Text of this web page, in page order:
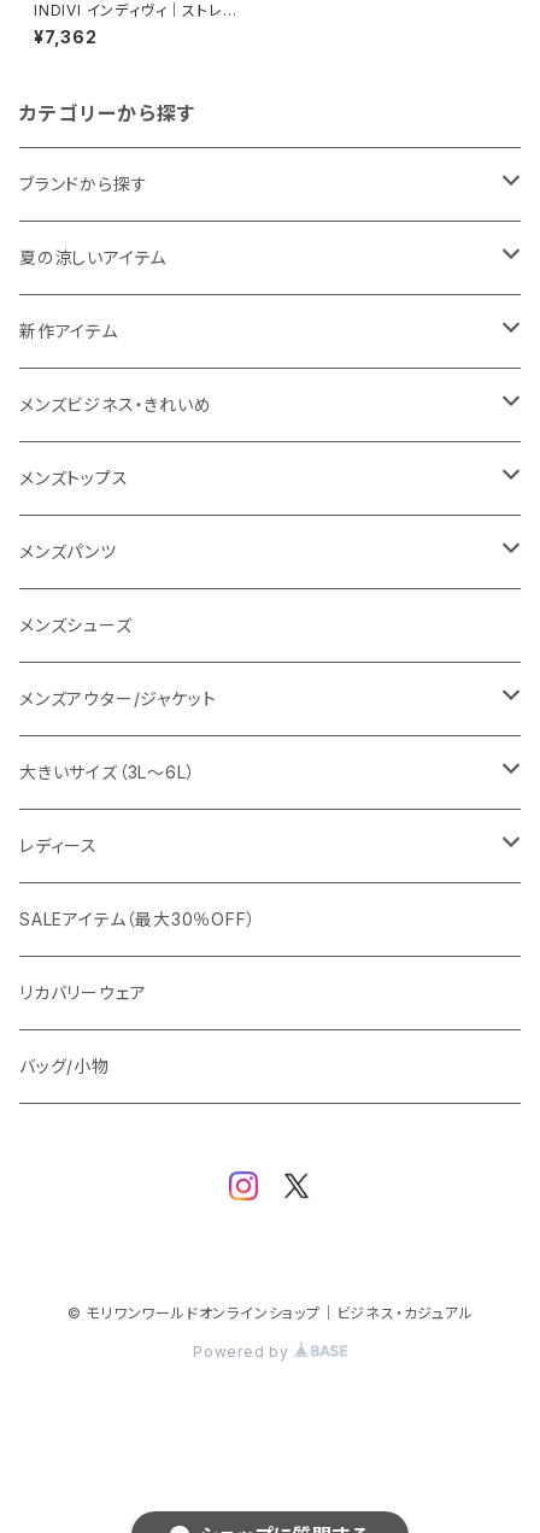
INDIVI インディヴィ｜ストレッ
チキーネック半袖ブラウス｜洗
濯可能 二の腕カバー レディー
¥7,362
カテゴリーから探す
ブランドから探す
THE NORTH FACE
NANGA
1PIU1UGUALE3 RELAX
go slow caravan
SY32 by SWEET YEARS
URBAN SQUARE
EDWIN
snow peak
G-stage
TETEHOMME
TAION
夏の涼しいアイテム
メンズ
レディース
新作アイテム
メンズ
レディース
メンズビジネス・きれいめ
スーツ
カジュアルセットアップ
スラックス
ワイシャツ
シューズ
フォーマル
Tシャツ/ポロシャツ
メンズトップス
Tシャツ/カットソー
シャツ/ポロシャツ
パーカー/スウェット
ニット
メンズパンツ
デニムパンツ
イージーパンツ
スラックス
メンズシューズ
メンズアウター/ジャケット
ジャケット
カジュアルジャケット
ビジネスジャケット
ブルゾン
コート
マウンテンパーカー/アウトドア
ダウン / 中綿アウター
大きいサイズ（3L～6L）
ビジネス
セットアップ
ワイシャツ
カジュアル
ニット/Tシャツ/カットソー
スウェット/パーカー
アウター
レディース
アウター
トップス（ブラウス/カットソー）
ジャケット
SALEアイテム（最大30％OFF）
リカバリーウェア
バッグ/小物
© モリワンワールドオンラインショップ｜ビジネス・カジュアル
Powered by